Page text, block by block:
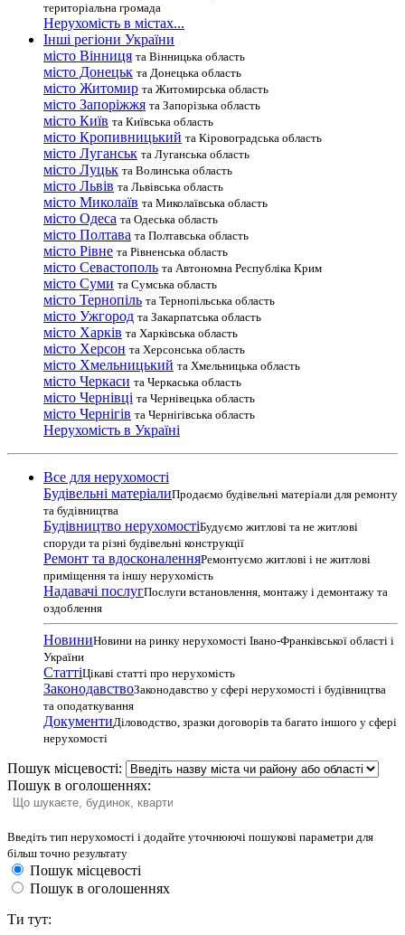
територіальна громада
Нерухомість в містах...
Інші регіони України
місто Вінниця та Вінницька область
місто Донецьк та Донецька область
місто Житомир та Житомирська область
місто Запоріжжя та Запорізька область
місто Київ та Київська область
місто Кропивницький та Кіровоградська область
місто Луганськ та Луганська область
місто Луцьк та Волинська область
місто Львів та Львівська область
місто Миколаїв та Миколаївська область
місто Одеса та Одеська область
місто Полтава та Полтавська область
місто Рівне та Рівненська область
місто Севастополь та Автономна Республіка Крим
місто Суми та Сумська область
місто Тернопіль та Тернопільська область
місто Ужгород та Закарпатська область
місто Харків та Харківська область
місто Херсон та Херсонська область
місто Хмельницький та Хмельницька область
місто Черкаси та Черкаська область
місто Чернівці та Чернівецька область
місто Чернігів та Чернігівська область
Нерухомість в Україні
Все для нерухомості
Будівельні матеріалиПродаємо будівельні матеріали для ремонту
та будівництва
Будівництво нерухомостіБудуємо житлові та не житлові
споруди та різні будівельні конструкції
Ремонт та вдосконаленняРемонтуємо житлові і не житлові
приміщення та іншу нерухомість
Надавачі послугПослуги встановлення, монтажу і демонтажу та
оздоблення
НовиниНовини на ринку нерухомості Івано-Франківської області і
України
СтаттіЦікаві статті про нерухомість
ЗаконодавствоЗаконодавство у сфері нерухомості і будівництва
та оподаткування
ДокументиДіловодство, зразки договорів та багато іншого у сфері
нерухомості
Пошук місцевості:
Пошук в оголошеннях:
Введіть тип нерухомості і додайте уточнюючі пошукові параметри для
більш точно результату
Пошук місцевості
Пошук в оголошеннях
Ти тут: